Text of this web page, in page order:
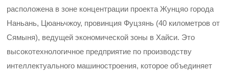
расположена в зоне концентрации проекта Жунцяо города
Наньань, Цюаньчжоу, провинция Фуцзянь (40 километров от
Сямыня), ведущей экономической зоны в Хайси. Это
высокотехнологичное предприятие по производству
интеллектуального машиностроения, которое объединяет